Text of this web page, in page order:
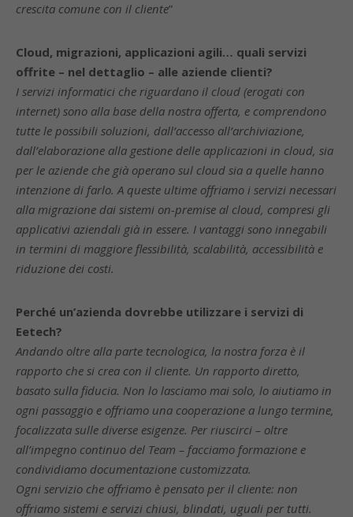
crescita comune con il cliente”
Cloud, migrazioni, applicazioni agili… quali servizi
offrite – nel dettaglio – alle aziende clienti?
I servizi informatici che riguardano il cloud (erogati con
internet) sono alla base della nostra offerta, e comprendono
tutte le possibili soluzioni, dall’accesso all’archiviazione,
dall’elaborazione alla gestione delle applicazioni in cloud, sia
per le aziende che già operano sul cloud sia a quelle hanno
intenzione di farlo. A queste ultime offriamo i servizi necessari
alla migrazione dai sistemi on-premise al cloud, compresi gli
applicativi aziendali già in essere. I vantaggi sono innegabili
in termini di maggiore flessibilità, scalabilità, accessibilità e
riduzione dei costi.
Perché un’azienda dovrebbe utilizzare i servizi di
Eetech?
Andando oltre alla parte tecnologica, la nostra forza è il
rapporto che si crea con il cliente. Un rapporto diretto,
basato sulla fiducia. Non lo lasciamo mai solo, lo aiutiamo in
ogni passaggio e offriamo una cooperazione a lungo termine,
focalizzata sulle diverse esigenze. Per riuscirci – oltre
all’impegno continuo del Team – facciamo formazione e
condividiamo documentazione customizzata.
Ogni servizio che offriamo è pensato per il cliente: non
offriamo sistemi e servizi chiusi, blindati, uguali per tutti.